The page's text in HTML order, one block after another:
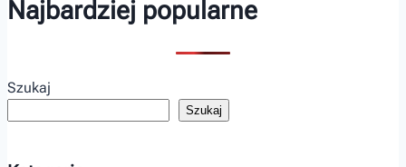
Najbardziej popularne
Szukaj
Szukaj